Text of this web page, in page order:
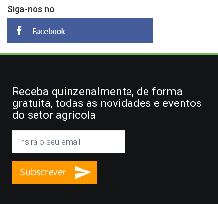
Siga-nos no
Receba quinzenalmente, de forma
gratuita, todas as novidades e eventos
do setor agrícola